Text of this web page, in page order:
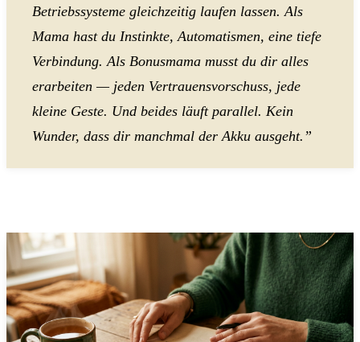
Betriebssysteme gleichzeitig laufen lassen. Als
Mama hast du Instinkte, Automatismen, eine tiefe
Verbindung. Als Bonusmama musst du dir alles
erarbeiten — jeden Vertrauensvorschuss, jede
kleine Geste. Und beides läuft parallel. Kein
Wunder, dass dir manchmal der Akku ausgeht.”